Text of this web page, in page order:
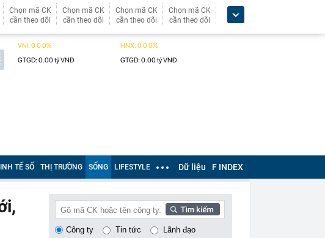
Chọn mã CK
cần theo dõi
Chọn mã CK
cần theo dõi
Chọn mã CK
cần theo dõi
Chọn mã CK
cần theo dõi
TẾ SỐ THỊ TRƯỜNG SỐNG LIFESTYLE Dữ liệu F INDEX
Công ty Tin tức Lãnh đạo